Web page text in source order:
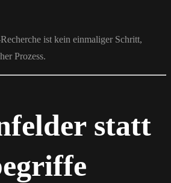
ist kein einmaliger Schritt,
Prozess.
statt